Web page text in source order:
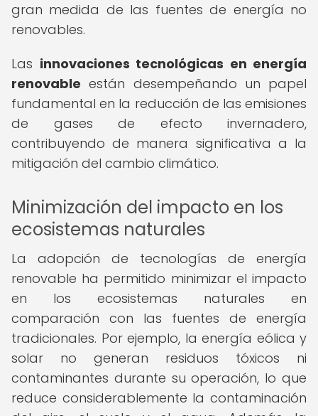
gran medida de las fuentes de energía no
renovables.
Las innovaciones tecnológicas en energía
renovable están desempeñando un papel
fundamental en la reducción de las emisiones
de gases de efecto invernadero,
contribuyendo de manera significativa a la
mitigación del cambio climático.
Minimización del impacto en los
ecosistemas naturales
La adopción de tecnologías de energía
renovable ha permitido minimizar el impacto
en los ecosistemas naturales en
comparación con las fuentes de energía
tradicionales. Por ejemplo, la energía eólica y
solar no generan residuos tóxicos ni
contaminantes durante su operación, lo que
reduce considerablemente la contaminación